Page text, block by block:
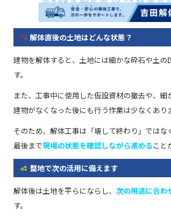
解体直後の土地はどんな状態？
建物を解体すると、土地には細かな砕石や土の
す。
また、工事中に使用した仮設資材の撤去や、細
建物がなくなった後にも行う作業は少なくあり
そのため、解体工事は「壊して終わり」ではな
最後まで現場の状態を確認しながら進めること
整地で次の活用に備えます
解体後は土地を平らにならし、次の用途に合わ
す。